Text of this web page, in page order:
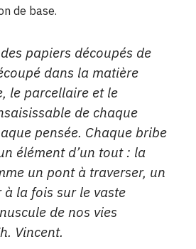
de base.
papiers découpés de
dans la matière
le parcellaire et le
de chaque
pensée. Chaque bribe
élément d’un tout : la
un pont à traverser, un
la fois sur le vaste
de nos vies
Vincent.